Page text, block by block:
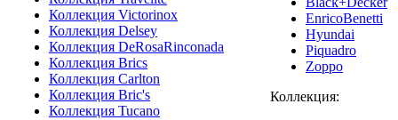
Коллекция Victorinox
Коллекция Delsey
Коллекция DeRosaRinconada
Коллекция Brics
Коллекция Carlton
Коллекция Bric's
Коллекция Tucano
EnricoBenetti
Hyundai
Piquadro
Zoppo
Коллекция: